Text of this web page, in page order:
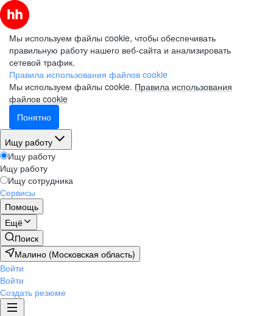
Мы используем файлы cookie, чтобы обеспечивать
правильную работу нашего веб-сайта и анализировать
сетевой трафик.
Правила использования файлов cookie
Мы используем файлы cookie. Правила использования
файлов cookie
Понятно
Ищу работу
Ищу работу
Ищу работу
Ищу сотрудника
Сервисы
Помощь
Ещё
Поиск
Малино (Московская область)
Войти
Войти
Создать резюме